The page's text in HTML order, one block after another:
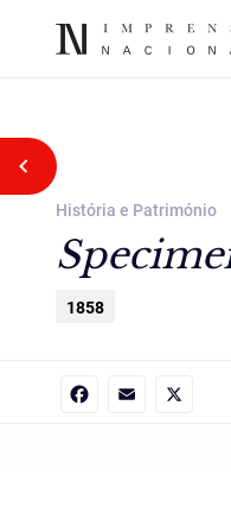
Voltar atrás
História e Património
1858